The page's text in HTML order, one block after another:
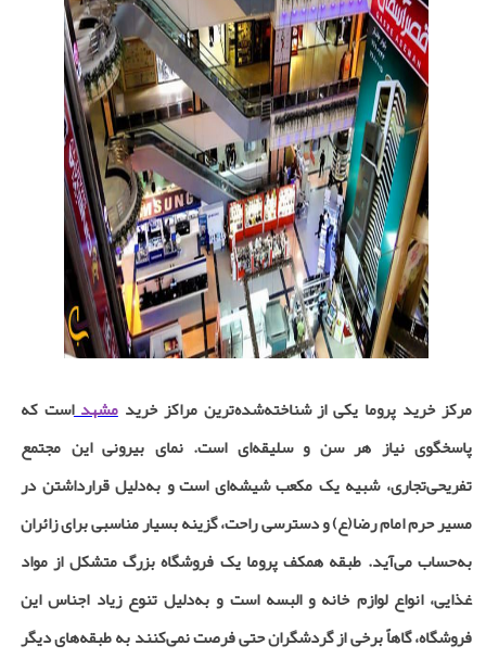
مرکز خرید پروما یکی از شناخته‌شده‌ترین مراکز خریدمشهداست که
پاسخگوی نیاز هر سن و سلیقه‌ای است. نمای بیرونی این مجتمع
تفریحی‌تجاری، شبیه یک مکعب شیشه‌ای است و به‌دلیل قرارداشتن در
مسیر حرم امام رضا(ع) و دسترسی راحت، گزینه بسیار مناسبی برای زائران
به‌حساب می‌آید. طبقه همکف پروما یک فروشگاه بزرگ متشکل از مواد
غذایی، انواع لوازم خانه و البسه است و به‌دلیل تنوع زیاد اجناس این
فروشگاه، گاهاً برخی از گردشگران حتی فرصت نمی‌کنند به طبقه‌های دیگر